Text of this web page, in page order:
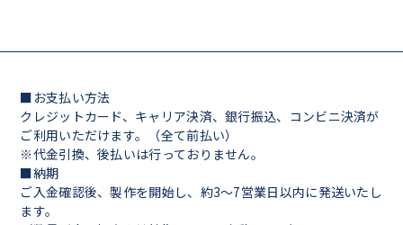
■お支払い方法
クレジットカード、キャリア決済、銀行振込、コンビニ決済が
ご利用いただけます。（全て前払い）
※代金引換、後払いは行っておりません。
■納期
ご入金確認後、製作を開始し、約3～7営業日以内に発送いたし
ます。